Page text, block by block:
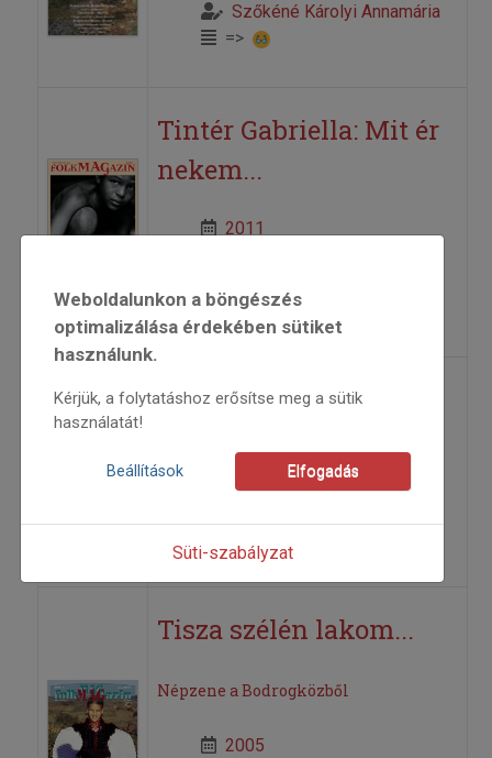
Szőkéné Károlyi Annamária
=>
Tintér Gabriella: Mit ér
nekem...
2011
=>
Tiszadob 2000
2000
2000/3
Tisza szélén lakom...
Népzene a Bodrogközből
2005
Weboldalunkon a böngészés
optimalizálása érdekében sütiket
használunk.
Kérjük, a folytatáshoz erősítse meg a sütik
használatát!
Beállítások Elfogadás
Süti-szabályzat